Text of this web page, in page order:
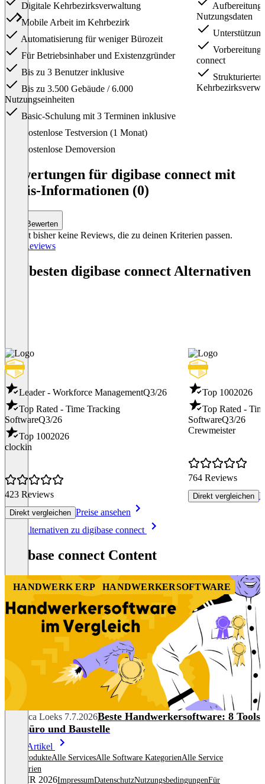
Digitale Kehrbezirksverwaltung
Mobile Arbeit im Kehrbezirk
Automatisierung für weniger Bürozeit
Für Betriebsinhaber und Existenzgründer
Bis zu 3 Benutzer inklusive
Bis zu 3.500 Gebäude / 6.000
Nutzungseinheiten
Basic-Schulung mit 3 Terminen inklusive
Aufbereitung
Nutzungsdaten
Vorbereitung
connect
Kostenlose Testversion (1 Monat)
Kostenlose Demoversion
Bewertungen für digibase connect mit
Preis-Informationen (0)
Bewerten
Es gibt bisher keine Reviews, die zu deinen Kriterien passen.
Alle Reviews
Die besten digibase connect Alternativen
Leader - Workforce ManagementQ3/26
Top Rated - Time Tracking
SoftwareQ3/26
Top 1002026
clockin
423 Reviews
Direkt vergleichen Preise ansehen
Top 1002026
Top Rated -
SoftwareQ3/26
Crewmeister
764 Reviews
Direkt vergleichen
Alle Alternativen zu digibase connect
digibase connect Content
HANDWERK ERP HANDWERKERSOFTWARE
Rebecca Loeks 7.7.2026Beste Handwerkersoftware: 8 Tools
für Büro und Baustelle
Mehr Artikel
Alle ProdukteAlle ServicesAlle Software KategorienAlle Service
Kategorien
© OMR 2026ImpressumDatenschutzNutzungsbedingungenFür